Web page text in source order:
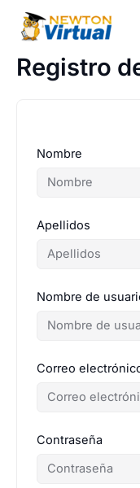
contenido
Registro
Nombre
Apellidos
Nombre de
Correo
Contraseña